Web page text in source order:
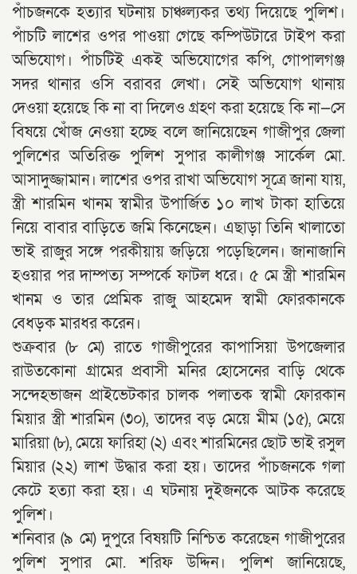
পাঁচজনকে হত্যার ঘটনায় চাঞ্চল্যকর তথ্য দিয়েছে পুলিশ।
পাঁচটি লাশের ওপর পাওয়া গেছে কম্পিউটারে টাইপ করা
অভিযোগ। পাঁচটিই একই অভিযোগের কপি, গোপালগঞ্জ
সদর থানার ওসি বরাবর লেখা। সেই অভিযোগ থানায়
দেওয়া হয়েছে কি না বা দিলেও গ্রহণ করা হয়েছে কি না—সে
বিষয়ে খোঁজ নেওয়া হচ্ছে বলে জানিয়েছেন গাজীপুর জেলা
পুলিশের অতিরিক্ত পুলিশ সুপার কালীগঞ্জ সার্কেল মো.
আসাদুজ্জামান। লাশের ওপর রাখা অভিযোগ সূত্রে জানা যায়,
স্ত্রী শারমিন খানম স্বামীর উপার্জিত ১০ লাখ টাকা হাতিয়ে
নিয়ে বাবার বাড়িতে জমি কিনেছেন। এছাড়া তিনি খালাতো
ভাই রাজুর সঙ্গে পরকীয়ায় জড়িয়ে পড়েছিলেন। জানাজানি
হওয়ার পর দাম্পত্য সম্পর্কে ফাটল ধরে। ৫ মে স্ত্রী শারমিন
খানম ও তার প্রেমিক রাজু আহমেদ স্বামী ফোরকানকে
বেধড়ক মারধর করেন।
শুক্রবার (৮ মে) রাতে গাজীপুরের কাপাসিয়া উপজেলার
রাউতকোনা গ্রামের প্রবাসী মনির হোসেনের বাড়ি থেকে
সন্দেহভাজন প্রাইভেটকার চালক পলাতক স্বামী ফোরকান
মিয়ার স্ত্রী শারমিন (৩০), তাদের বড় মেয়ে মীম (১৫), মেয়ে
মারিয়া (৮), মেয়ে ফারিহা (২) এবং শারমিনের ছোট ভাই রসুল
মিয়ার (২২) লাশ উদ্ধার করা হয়। তাদের পাঁচজনকে গলা
কেটে হত্যা করা হয়। এ ঘটনায় দুইজনকে আটক করেছে
পুলিশ।
শনিবার (৯ মে) দুপুরে বিষয়টি নিশ্চিত করেছেন গাজীপুরের
পুলিশ সুপার মো. শরিফ উদ্দিন। পুলিশ জানিয়েছে,